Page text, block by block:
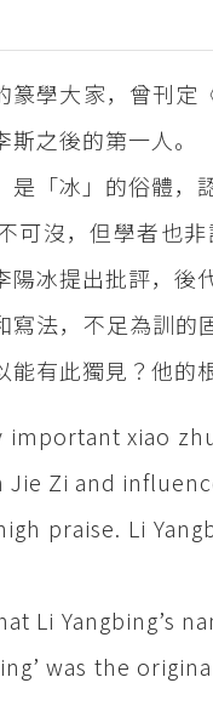
篆學大家，曾刊
之後的第一人。
「冰」的俗體，
可沒，但學者也
陽冰提出批評，後
寫法，不足為訓
有此獨見？他的
important xiao
Jie Zi and
praise. Li
Li Yangbing’s
was the